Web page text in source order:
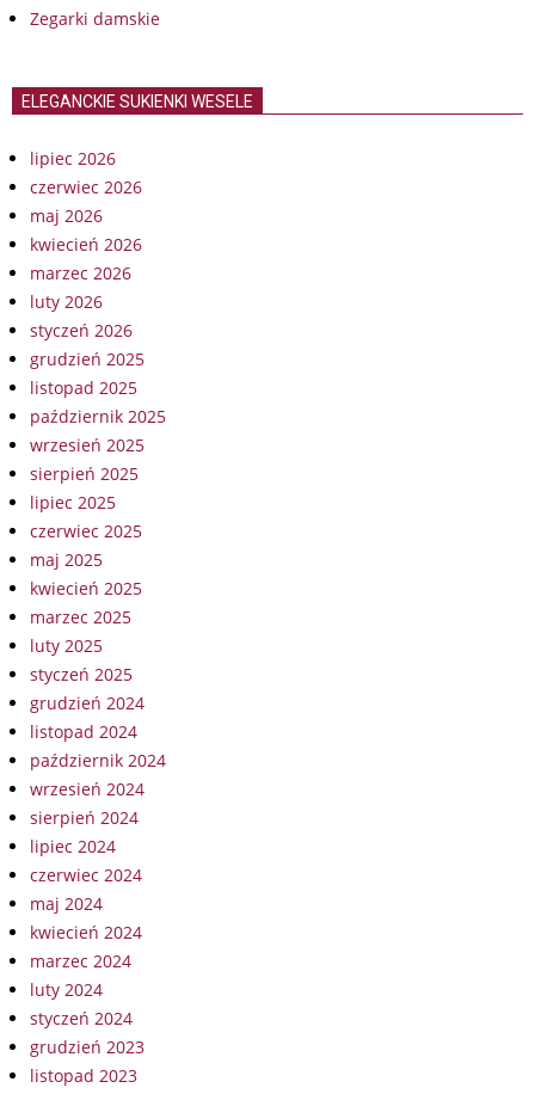
Zegarki damskie
ELEGANCKIE SUKIENKI WESELE
lipiec 2026
czerwiec 2026
maj 2026
kwiecień 2026
marzec 2026
luty 2026
styczeń 2026
grudzień 2025
listopad 2025
październik 2025
wrzesień 2025
sierpień 2025
lipiec 2025
czerwiec 2025
maj 2025
kwiecień 2025
marzec 2025
luty 2025
styczeń 2025
grudzień 2024
listopad 2024
październik 2024
wrzesień 2024
sierpień 2024
lipiec 2024
czerwiec 2024
maj 2024
kwiecień 2024
marzec 2024
luty 2024
styczeń 2024
grudzień 2023
listopad 2023